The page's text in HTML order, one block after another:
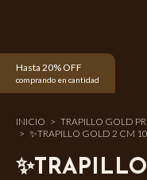
Hasta 20% OFF
comprando en cantidad
INICIO > TRAPILLO GOLD
> ✨TRAPILLO GOLD 2 CM